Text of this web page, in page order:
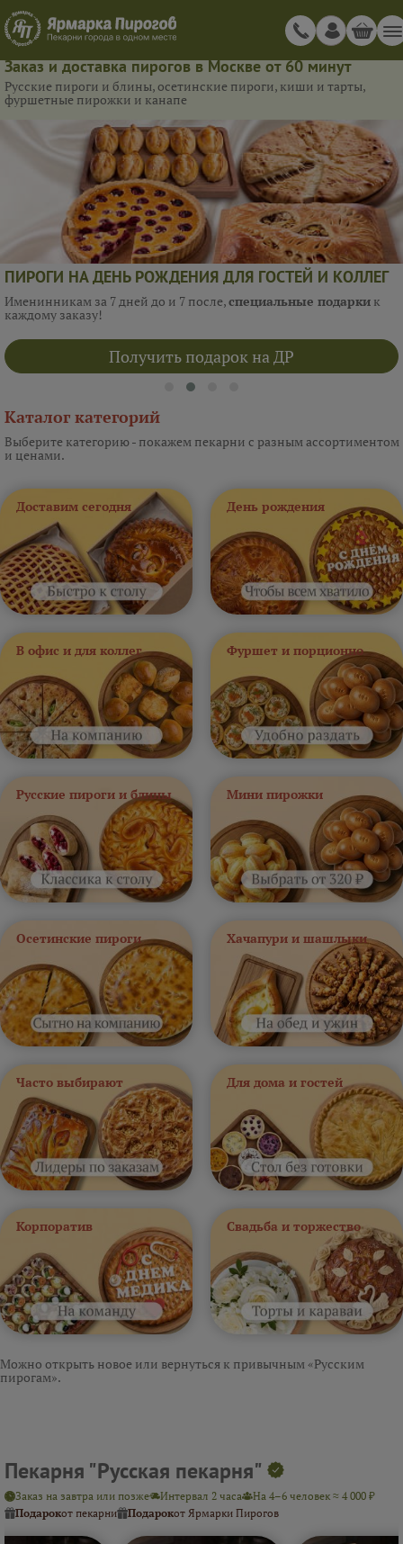
Заказ и доставка пирогов в Москве от 60 минут
Русские пироги и блины, осетинские пироги, киши и тарты,
фуршетные пирожки и канапе
ПИРОГИ НА ДЕНЬ РОЖДЕНИЯ ДЛЯ ГОСТЕЙ И КОЛЛЕГ
Именинникам за 7 дней до и 7 после,специальные подарки к
каждому заказу!
Получить подарок на ДР
Каталог категорий
Выберите категорию - покажем пекарни с разным ассортиментом
и ценами.
Доставим сегодня День рождения
В офис и для коллег Фуршет и порционно
Русские пироги и блины Мини пирожки
Осетинские пироги Хачапури и шашлыки
Часто выбирают Для дома и гостей
Корпоратив Свадьба и торжество
Можно открыть новое или вернуться к привычным «Русским
пирогам».
Пекарня "Русская пекарня"
Заказ на завтра или позже Интервал 2 часа
На 4–6 человек ≈ 4 000 ₽
Подарокот пекарни Подарокот Ярмарки Пирогов